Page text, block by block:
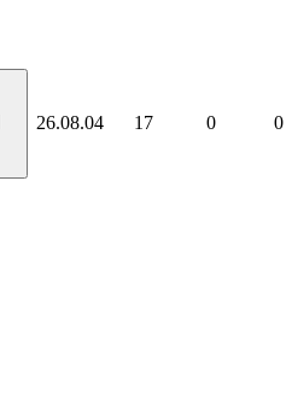
26.08.04 17 0 0